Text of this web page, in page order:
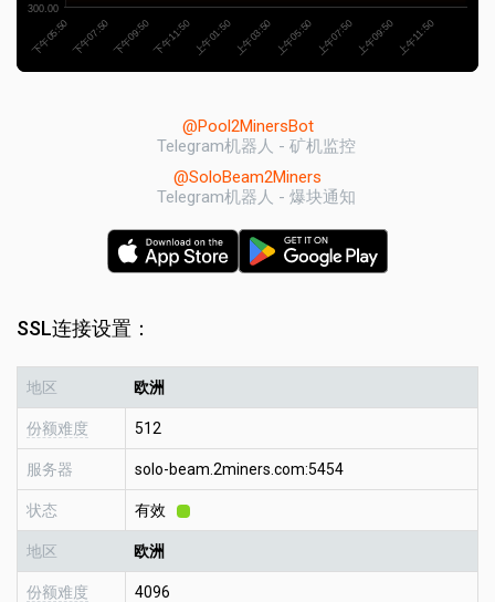
下午05:50下午07:50下午09:50下午11:50上午01:50上午03:50上午05:50上午07:50上午09:50上午11:50
300.00
@Pool2MinersBot
Telegram机器人 - 矿机监控
@SoloBeam2Miners
Telegram机器人 - 爆块通知
SSL连接设置：
地区 欧洲
份额难度 512
服务器 solo-beam.2miners.com:5454
状态 有效
地区 欧洲
份额难度 4096